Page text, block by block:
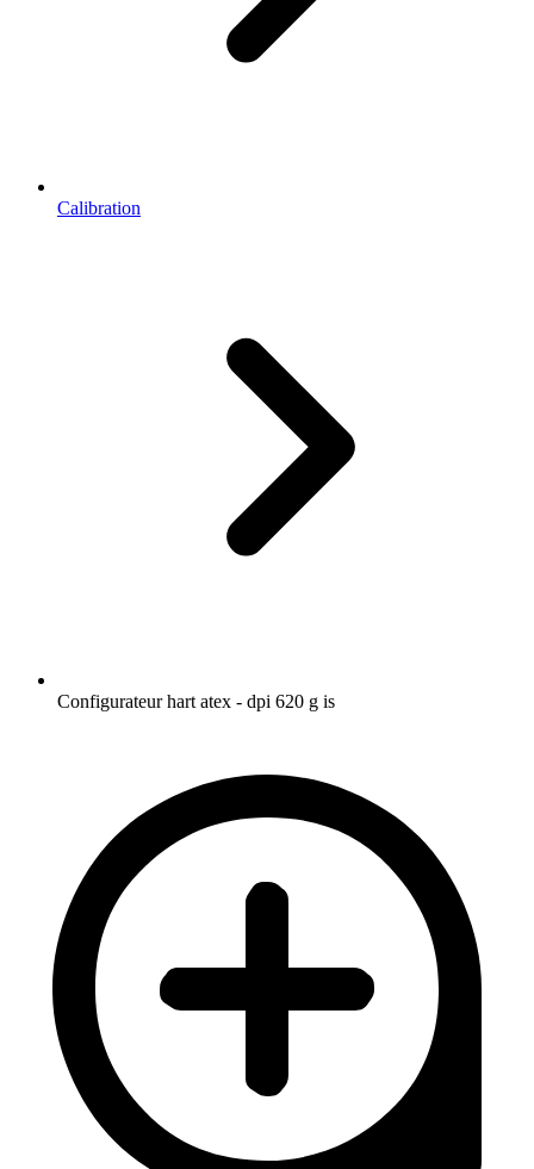
Calibration
Configurateur hart atex - dpi 620 g is